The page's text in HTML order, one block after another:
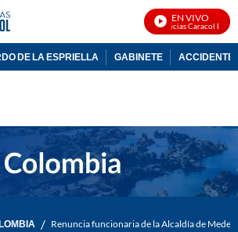
EN VIVO
Noticias Caracol En
DE LA ESPRIELLA GABINETE ACCIDENTE
/ Renuncia funcionaria de la Alcaldía de